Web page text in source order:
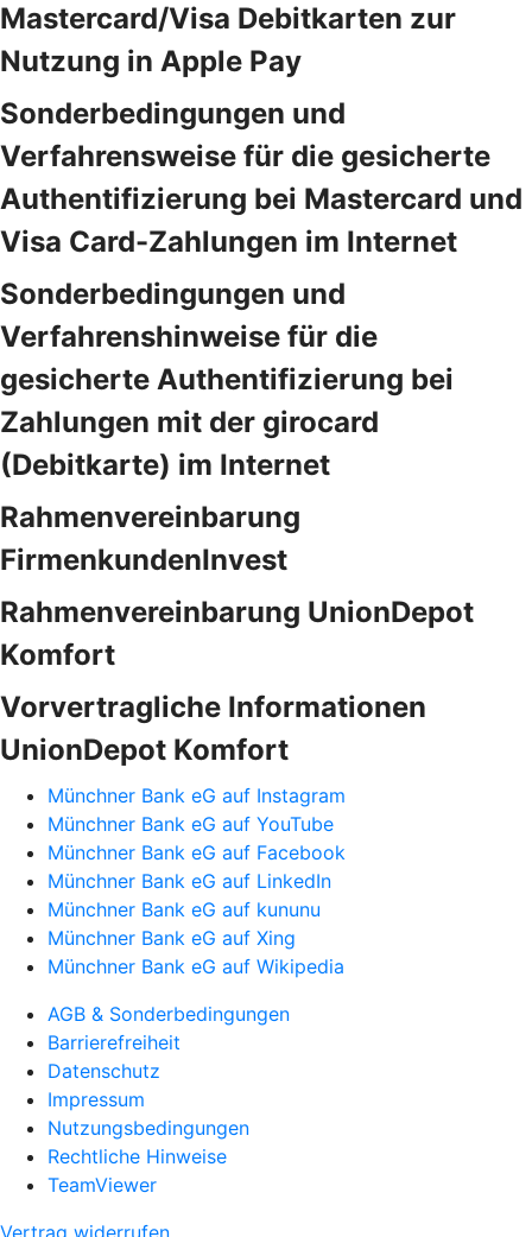
Mastercard/Visa Debitkarten zur
Nutzung in Apple Pay
Sonderbedingungen und
Verfahrensweise für die gesicherte
Authentifizierung bei Mastercard und
Visa Card-Zahlungen im Internet
Sonderbedingungen und
Verfahrenshinweise für die
gesicherte Authentifizierung bei
Zahlungen mit der girocard
(Debitkarte) im Internet
Rahmenvereinbarung
FirmenkundenInvest
Rahmenvereinbarung UnionDepot
Komfort
Vorvertragliche Informationen
UnionDepot Komfort
Münchner Bank eG auf Instagram
Münchner Bank eG auf YouTube
Münchner Bank eG auf Facebook
Münchner Bank eG auf LinkedIn
Münchner Bank eG auf kununu
Münchner Bank eG auf Xing
Münchner Bank eG auf Wikipedia
AGB & Sonderbedingungen
Barrierefreiheit
Datenschutz
Impressum
Nutzungsbedingungen
Rechtliche Hinweise
TeamViewer
Vertrag widerrufen